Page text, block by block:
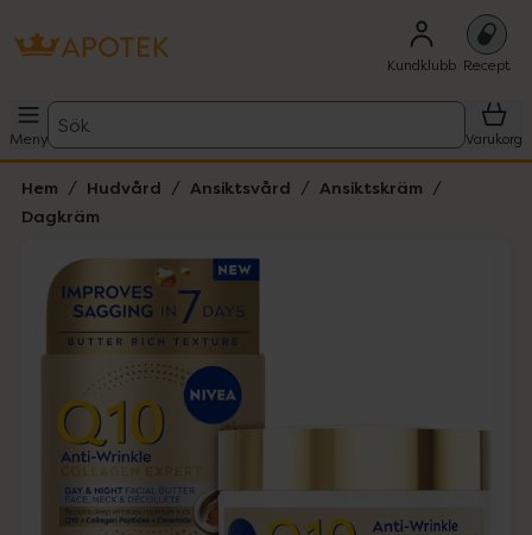
Kundklubb Recept
Meny
Sök
Varukorg
Hem Hudvård Ansiktsvård
Ansiktskräm
Dagkräm
Lista: . Innehåller 1 objekt.
Hoppa över Lista